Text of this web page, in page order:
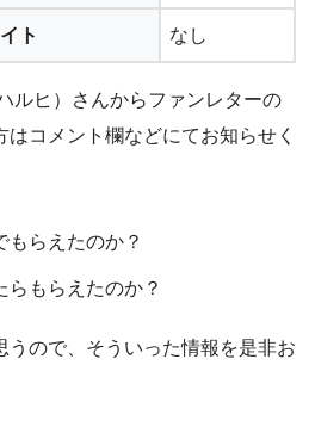
ト なし
ルヒ）さんからファンレターの
コメント欄などにてお知らせく
もらえたのか？
らもらえたのか？
うので、そういった情報を是非お